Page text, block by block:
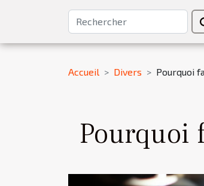
Accueil Divers Pourquoi
Pourquoi